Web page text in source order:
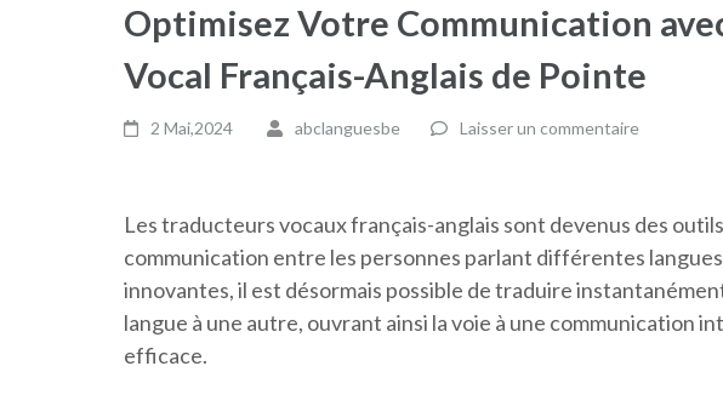
Optimisez Votre Communication
Vocal Français-Anglais de Pointe
2 Mai,2024 abclanguesbe Laisser un commentaire
Les traducteurs vocaux français-anglais sont devenus des
communication entre les personnes parlant différentes
innovantes, il est désormais possible de traduire
langue à une autre, ouvrant ainsi la voie à une communication
efficace.